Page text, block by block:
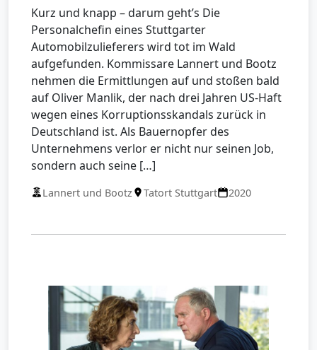
Kurz und knapp – darum geht’s Die
Personalchefin eines Stuttgarter
Automobilzulieferers wird tot im Wald
aufgefunden. Kommissare Lannert und Bootz
nehmen die Ermittlungen auf und stoßen bald
auf Oliver Manlik, der nach drei Jahren US-Haft
wegen eines Korruptionsskandals zurück in
Deutschland ist. Als Bauernopfer des
Unternehmens verlor er nicht nur seinen Job,
sondern auch seine […]
Lannert und Bootz Tatort Stuttgart 2020